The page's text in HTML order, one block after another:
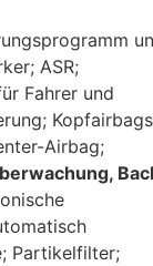
ASR;
Fahrer und
Kopfairbags
Airbag;
Partikelfilter;